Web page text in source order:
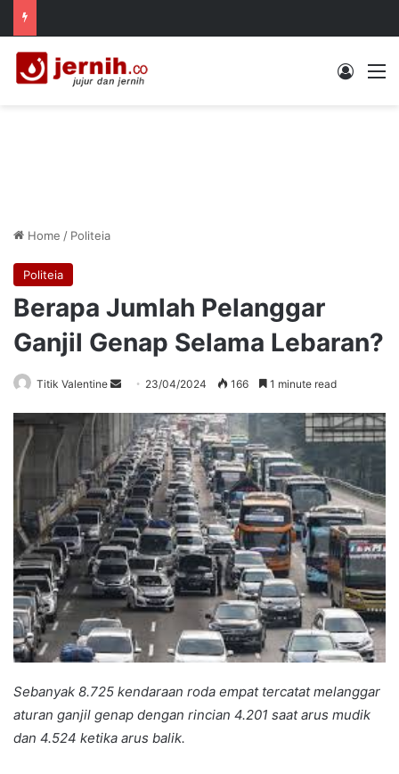
Log In
Home / Politeia
Politeia
Berapa Jumlah Pelanggar
Ganjil Genap Selama Lebaran?
Titik Valentine
Send
email
23/04/2024 166 1 minute read
Sebanyak 8.725 kendaraan roda empat tercatat melanggar
aturan ganjil genap dengan rincian 4.201 saat arus mudik
dan 4.524 ketika arus balik.